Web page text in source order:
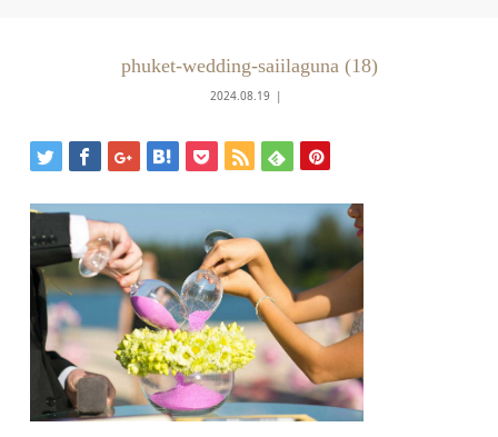
phuket-wedding-saiilaguna (18)
2024.08.19